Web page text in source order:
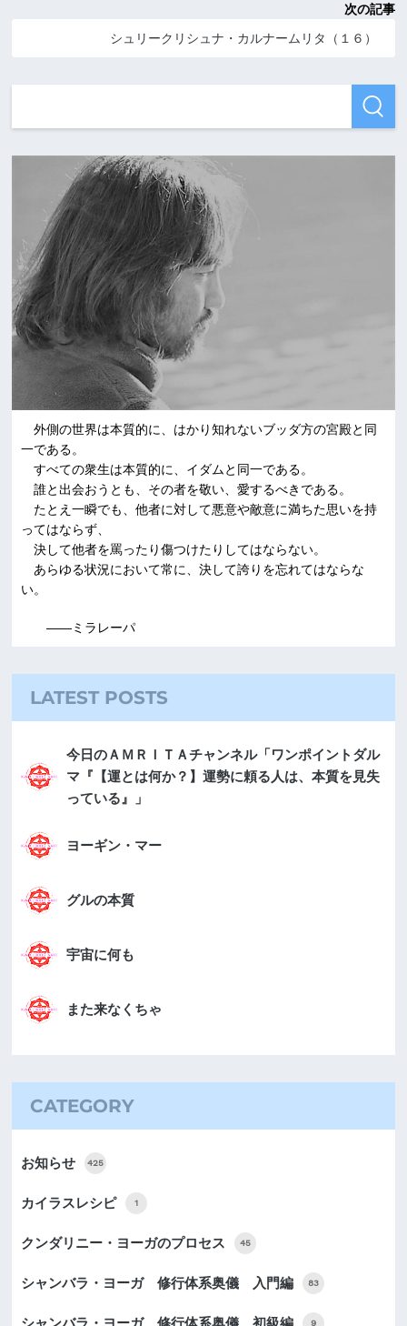
次の記事
シュリークリシュナ・カルナームリタ（１６）
外側の世界は本質的に、はかり知れないブッダ方の宮殿と同
一である。
すべての衆生は本質的に、イダムと同一である。
誰と出会おうとも、その者を敬い、愛するべきである。
たとえ一瞬でも、他者に対して悪意や敵意に満ちた思いを持
ってはならず、
決して他者を罵ったり傷つけたりしてはならない。
あらゆる状況において常に、決して誇りを忘れてはならな
い。
――ミラレーパ
LATEST POSTS
今日のＡＭＲＩＴＡチャンネル「ワンポイントダル
マ『【運とは何か？】運勢に頼る人は、本質を見失
っている』」
ヨーギン・マー
グルの本質
宇宙に何も
また来なくちゃ
CATEGORY
お知らせ 425
カイラスレシピ 1
クンダリニー・ヨーガのプロセス 45
シャンバラ・ヨーガ 修行体系奥儀 入門編 83
9